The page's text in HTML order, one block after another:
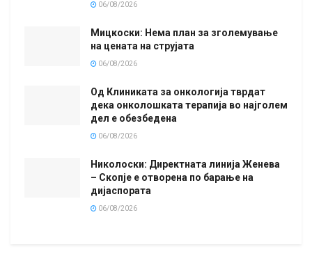
06/08/2026
Мицкоски: Нема план за зголемување
на цената на струјата
06/08/2026
Од Клиниката за онкологија тврдат
дека онколошката терапија во најголем
дел е обезбедена
06/08/2026
Николоски: Директната линија Женева
– Скопје е отворена по барање на
дијаспората
06/08/2026